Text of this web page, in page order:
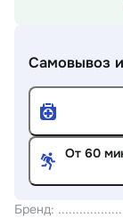
Бренд:
Самовывоз
От 60